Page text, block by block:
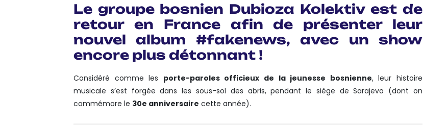
Le groupe bosnien Dubioza Kolektivest de
retour en France afin de présenter leur
nouvel album #fakenews, avec un show
encore plus détonnant !
Considéré comme les porte-paroles officieux de la jeunesse bosnienne, leur histoire
musicale s’est forgée dans les sous-sol des abris, pendant le siège de Sarajevo (dont on
commémore le 30e anniversaire cette année).